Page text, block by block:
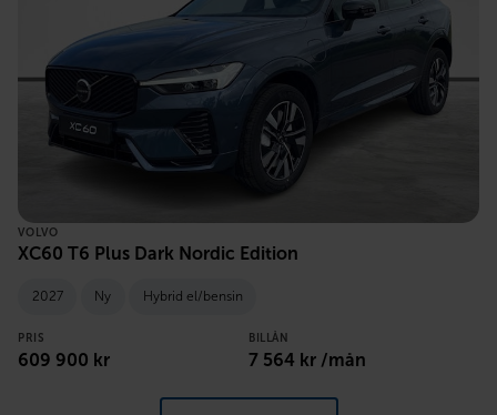
VOLVO
XC60 T6 Plus Dark Nordic Edition
2027 Ny Hybrid el/bensin
PRIS
609 900 kr
BILLÅN
7 564 kr /mån